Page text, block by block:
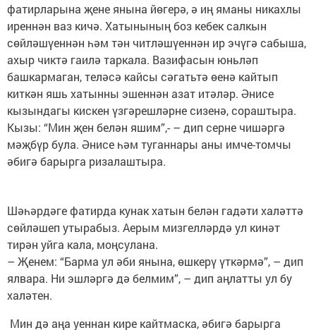
фатирларына җене янына йөгерә, ә иң яманы никахлы
иреннән ваз кичә. Хатынының боз кебек салкын
сөйләшүеннән һәм тән читләшүеннән ир эчүгә сабыша,
ахыр чиктә гаилә таркала. Вазифасын юньләп
башкармаган, теләсә кайсы сәгатьтә өенә кайтып
киткән яшь хатынны эшеннән азат итәләр. Әнисе
кызындагы кискен үзгәрешләрне сизенә, сораштыра.
Кызы: “Мин җен белән яшим”,- – дип серне чишәргә
мәҗбүр була. Әнисе һәм туганнары аны имче-томчы
әбигә барырга ризалаштыра.
Шәһәрдәге фатирда кунак хатын белән гадәти халәттә
сөйләшеп утырабыз. Аерым мизгелләрдә ул кинәт
тирән уйга кала, моңсулана.
– Җенем: “Барма ул әби янына, өшкерү үткәрмә”, – дип
ялвара. Ни эшләргә дә белмим”, – дип аңлатты ул бу
халәтен.
Мин дә аңа уеннан кире кайтмаска, әбигә барырга